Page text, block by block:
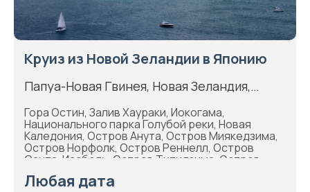
Круиз из Новой Зеландии в Японию
Папуа-Новая Гвинея, Новая Зеландия,
острова
Гора Остин, Залив Хаураки, Иокогама,
Национального парка Голубой реки, Новая
Каледония, Остров Анута, Остров Миякедзима,
Остров Норфолк, Остров Реннелл, Остров
Санта-Исабель, Остров Титидзима, Остров
Торисима, Острова Хахадзима, Острова
Хигасисима, Тауранга, Хониара
Любая дата